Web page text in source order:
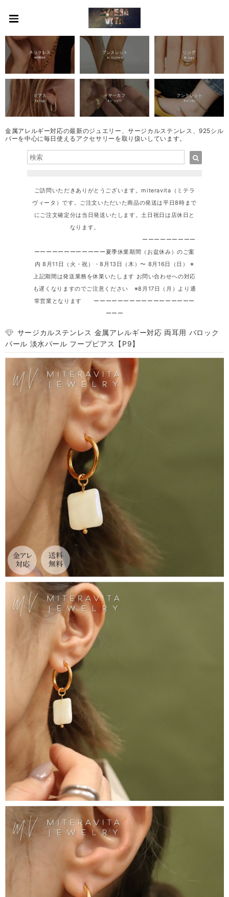
金属アレルギー対応の最新のジュエリー、サージカルステンレス、925シル
バーを中心に毎日使えるアクセサリーを取り扱いしています。
ご訪問いただきありがとうございます。miteravita（ミテラ
ヴィータ）です。ご注文いただいた商品の発送は平日8時まで
にご注文確定分は当日発送いたします。土日祝日は店休日と
なります。
ーーーーーーーーー
ーーーーーーーーーーーー夏季休業期間（お盆休み）のご案
内 8月11日（火・祝）・8月13日（木）〜 8月16日（日） ※
上記期間は発送業務を休業いたします お問い合わせへの対応
も遅くなりますのでご注意ください ※8月17日（月）より通
常営業となります ーーーーーーーーーーーーーーーーー
ーーー
サージカルステンレス 金属アレルギー対応 両耳用 バロック
パール 淡水パール フープピアス【P9】